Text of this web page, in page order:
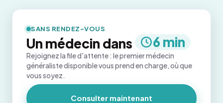
SANS RENDEZ-VOUS
Un médecin dans 6 min
Rejoignez la file d'attente : le premier médecin
généraliste disponible vous prend en charge, où que
vous soyez.
Consulter maintenant